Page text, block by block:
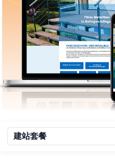
建站套餐